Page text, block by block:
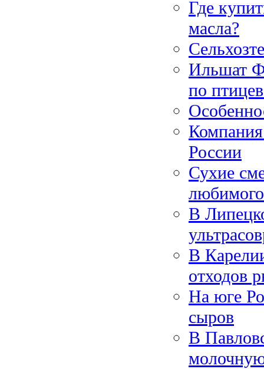
Где
масла?
Ильшат
по
России
Сухие
В
В
отходов
На юге
сыров
В